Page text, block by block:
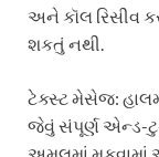
અને કૉલ રિસીવ
શકતું નથી.
ટેક્સ્ટ મેસેજ:
જેવું સંપૂર્ણ એન્ડ-